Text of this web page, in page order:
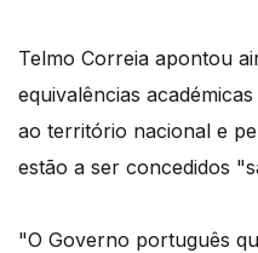
Telmo Correia apontou
equivalências
ao território nacional e
estão a ser concedidos
"O Governo português